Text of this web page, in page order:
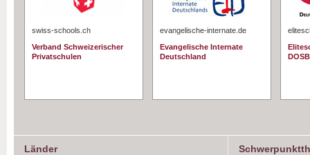
swiss-schools.ch
Verband Schweizerischer
Privatschulen
evangelische-internate.de
Evangelische Internate
Deutschland
DOSB
Länder